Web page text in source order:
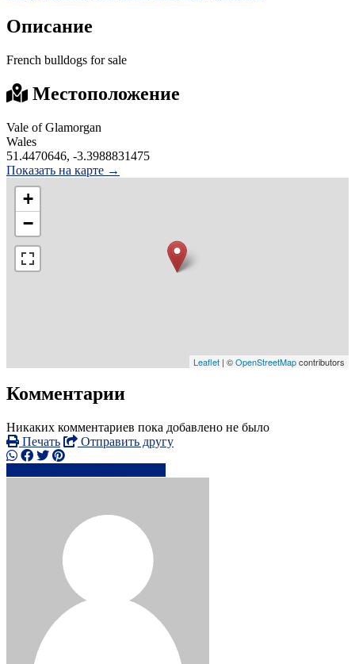
Описание
French bulldogs for sale
Местоположение
Vale of Glamorgan
Wales
51.4470646, -3.3988831475
Показать на карте →
+
−
Leaflet | ©OpenStreetMapcontributors
Комментарии
Никаких комментариев пока добавлено не было
Печать
Отправить другу